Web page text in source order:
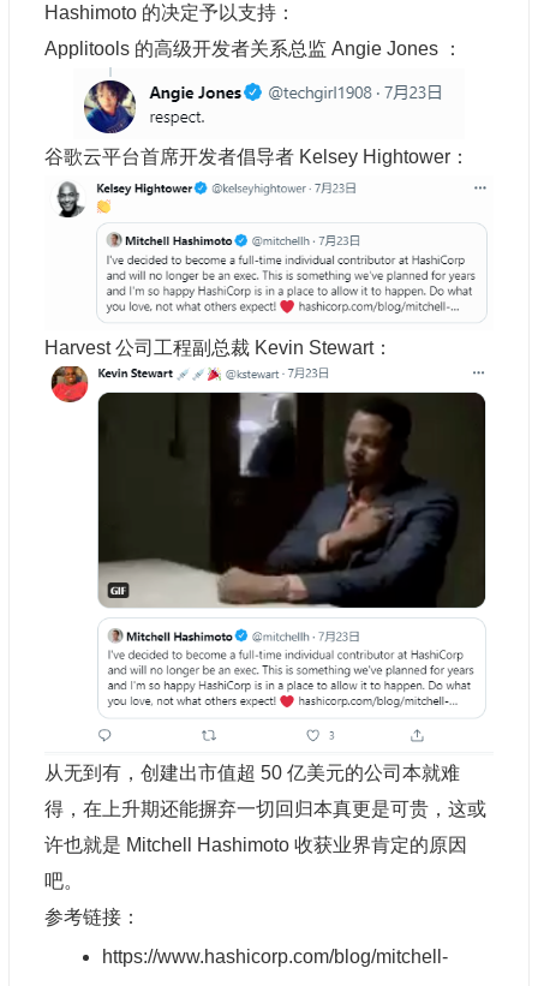
Hashimoto 的决定予以支持：
Applitools 的高级开发者关系总监 Angie Jones ：
谷歌云平台首席开发者倡导者 Kelsey Hightower：
Harvest 公司工程副总裁 Kevin Stewart：
从无到有，创建出市值超 50 亿美元的公司本就难
得，在上升期还能摒弃一切回归本真更是可贵，这或
许也就是 Mitchell Hashimoto 收获业界肯定的原因
吧。
参考链接：
https://www.hashicorp.com/blog/mitchell-